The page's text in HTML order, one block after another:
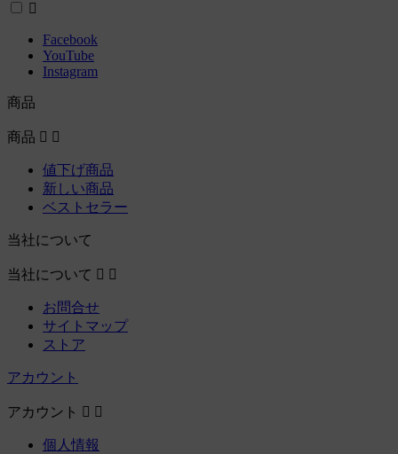

Facebook
YouTube
Instagram
商品
商品  
値下げ商品
新しい商品
ベストセラー
当社について
当社について  
お問合せ
サイトマップ
ストア
アカウント
アカウント  
個人情報